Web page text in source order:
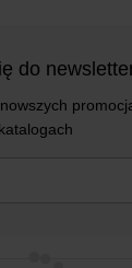
do
katalogach